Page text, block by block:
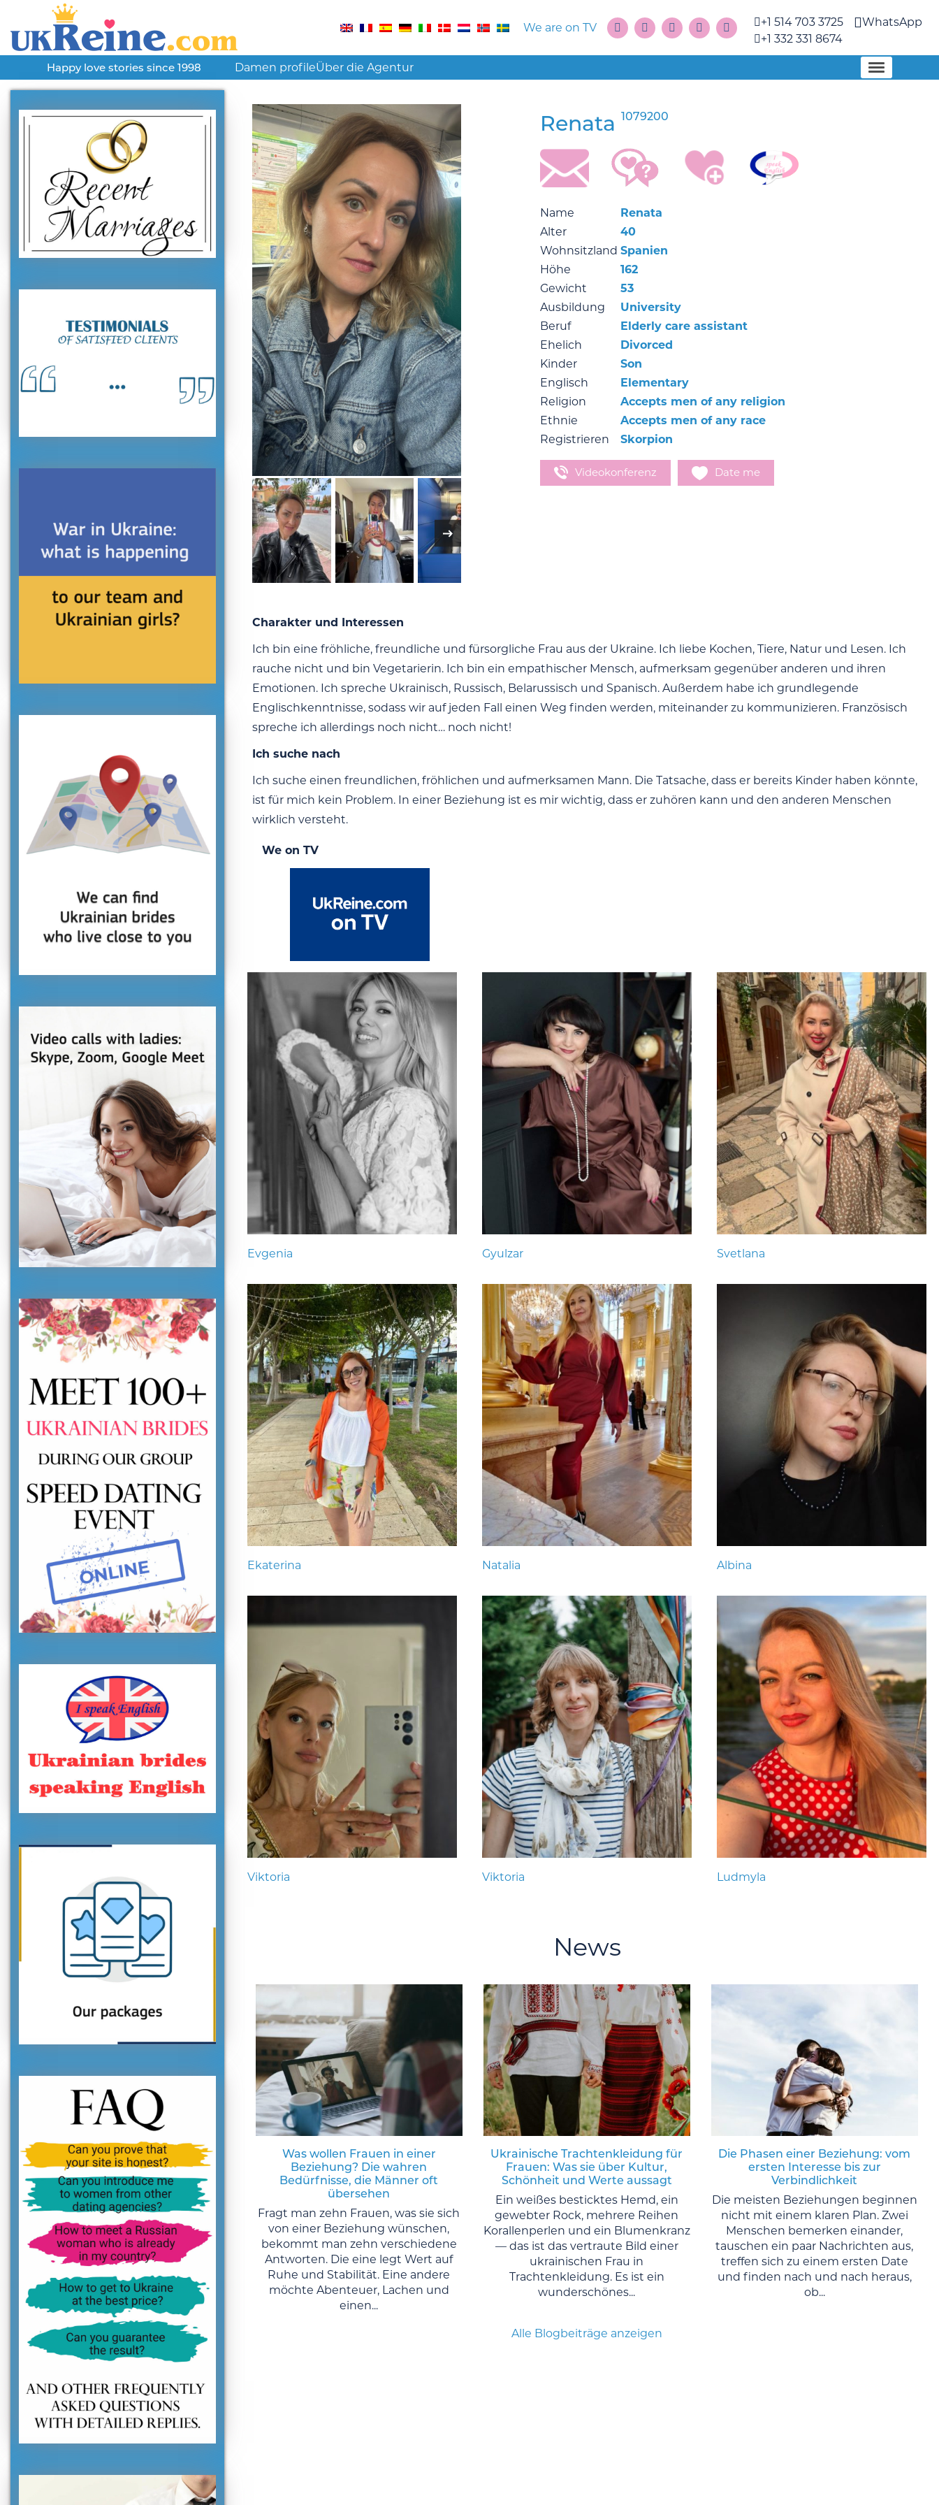
We are on TV
+1 514 703 3725
+1 332 331 8674
WhatsApp
Happy love stories since 1998 Damen profileÜber die Agentur
Renata 1079200
Name
Renata
Alter
40
Wohnsitzland Spanien
Höhe
162
Gewicht
53
Ausbildung
University
Beruf
Elderly care assistant
Ehelich
Divorced
Kinder
Son
Englisch
Elementary
Religion
Accepts men of any religion
Ethnie
Accepts men of any race
Registrieren
Skorpion
Videokonferenz Date me
Charakter und Interessen
Ich bin eine fröhliche, freundliche und fürsorgliche Frau aus der Ukraine. Ich liebe Kochen, Tiere, Natur und Lesen. Ich
rauche nicht und bin Vegetarierin. Ich bin ein empathischer Mensch, aufmerksam gegenüber anderen und ihren
Emotionen. Ich spreche Ukrainisch, Russisch, Belarussisch und Spanisch. Außerdem habe ich grundlegende
Englischkenntnisse, sodass wir auf jeden Fall einen Weg finden werden, miteinander zu kommunizieren. Französisch
spreche ich allerdings noch nicht… noch nicht!
Ich suche nach
Ich suche einen freundlichen, fröhlichen und aufmerksamen Mann. Die Tatsache, dass er bereits Kinder haben könnte,
ist für mich kein Problem. In einer Beziehung ist es mir wichtig, dass er zuhören kann und den anderen Menschen
wirklich versteht.
We on TV
Evgenia Gyulzar Svetlana
Ekaterina Natalia Albina
Viktoria Viktoria Ludmyla
News
Was wollen Frauen in einer
Beziehung? Die wahren
Bedürfnisse, die Männer oft
übersehen
Fragt man zehn Frauen, was sie sich
von einer Beziehung wünschen,
bekommt man zehn verschiedene
Antworten. Die eine legt Wert auf
Ruhe und Stabilität. Eine andere
möchte Abenteuer, Lachen und
einen...
Ukrainische Trachtenkleidung für
Frauen: Was sie über Kultur,
Schönheit und Werte aussagt
Ein weißes besticktes Hemd, ein
gewebter Rock, mehrere Reihen
Korallenperlen und ein Blumenkranz
— das ist das vertraute Bild einer
ukrainischen Frau in
Trachtenkleidung. Es ist ein
wunderschönes...
Die Phasen einer Beziehung: vom
ersten Interesse bis zur
Verbindlichkeit
Die meisten Beziehungen beginnen
nicht mit einem klaren Plan. Zwei
Menschen bemerken einander,
tauschen ein paar Nachrichten aus,
treffen sich zu einem ersten Date
und finden nach und nach heraus,
ob...
Alle Blogbeiträge anzeigen